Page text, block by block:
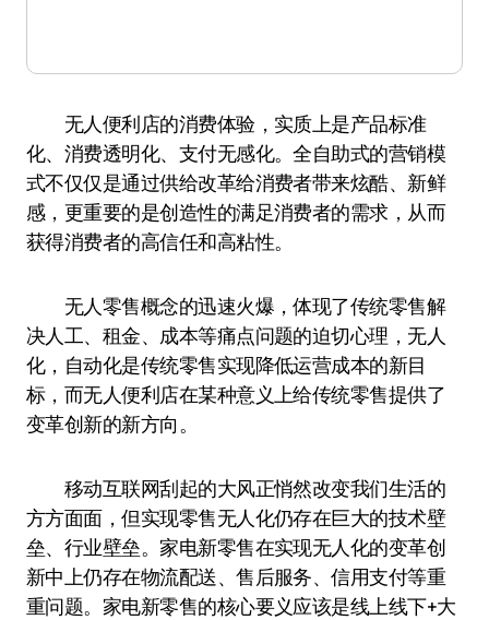
无人便利店的消费体验，实质上是产品标准
化、消费透明化、支付无感化。全自助式的营销模
式不仅仅是通过供给改革给消费者带来炫酷、新鲜
感，更重要的是创造性的满足消费者的需求，从而
获得消费者的高信任和高粘性。
无人零售概念的迅速火爆，体现了传统零售解
决人工、租金、成本等痛点问题的迫切心理，无人
化，自动化是传统零售实现降低运营成本的新目
标，而无人便利店在某种意义上给传统零售提供了
变革创新的新方向。
移动互联网刮起的大风正悄然改变我们生活的
方方面面，但实现零售无人化仍存在巨大的技术壁
垒、行业壁垒。家电新零售在实现无人化的变革创
新中上仍存在物流配送、售后服务、信用支付等重
重问题。家电新零售的核心要义应该是线上线下+大